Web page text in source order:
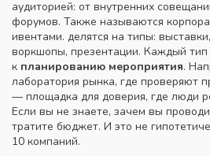
аудиторией: от внутренних
форумов. Также называются
ивентами. делятся на типы:
воркшопы, презентации. Каждый тип
к планированию мероприятия.
лаборатория рынка, где проверяют
— площадка для доверия, где люди
Если вы не знаете, зачем вы
тратите бюджет. И это не
10 компаний.